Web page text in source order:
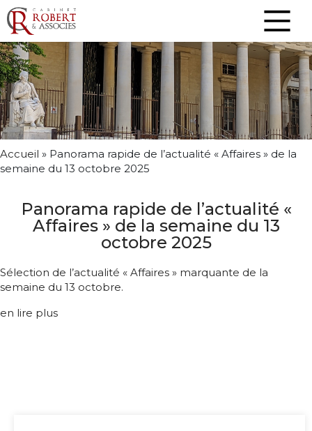
Accueil » Panorama rapide de l’actualité « Affaires » de la
semaine du 13 octobre 2025
Panorama rapide de l’actualité «
Affaires » de la semaine du 13
octobre 2025
Sélection de l’actualité « Affaires » marquante de la
semaine du 13 octobre.
en lire plus